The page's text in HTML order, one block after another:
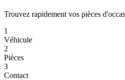
Trouvez rapidement vos pièces
1
Véhicule
2
Pièces
3
Contact